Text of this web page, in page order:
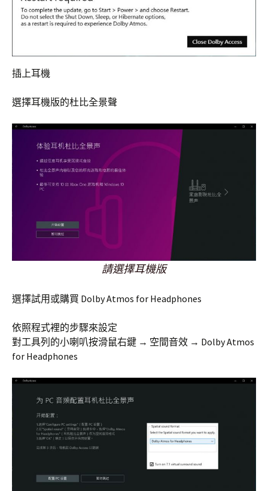
插上耳機
選擇耳機版的杜比全景聲
請選擇耳機版
選擇試用或購買 Dolby Atmos for Headphones
依照程式裡的步驟來設定
對工具列的小喇叭按滑鼠右鍵 → 空間音效 → Dolby Atmos
for Headphones